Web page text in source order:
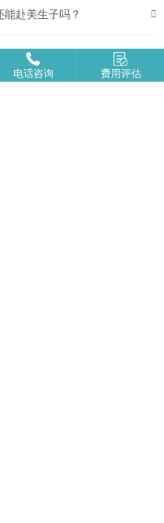
赴美生子吗？
电话咨询 费用评估